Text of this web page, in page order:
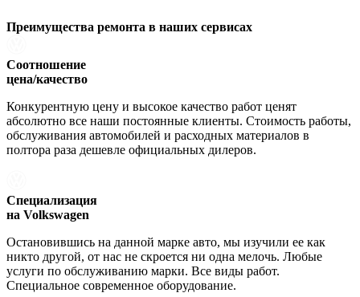
Преимущества ремонта в наших сервисах
Соотношение
цена/качество
Конкурентную цену и высокое качество работ ценят
абсолютно все наши постоянные клиенты. Стоимость работы,
обслуживания автомобилей и расходных материалов в
полтора раза дешевле официальных дилеров.
Специализация
на Volkswagen
Остановившись на данной марке авто, мы изучили ее как
никто другой, от нас не скроется ни одна мелочь. Любые
услуги по обслуживанию марки. Все виды работ.
Специальное современное оборудование.